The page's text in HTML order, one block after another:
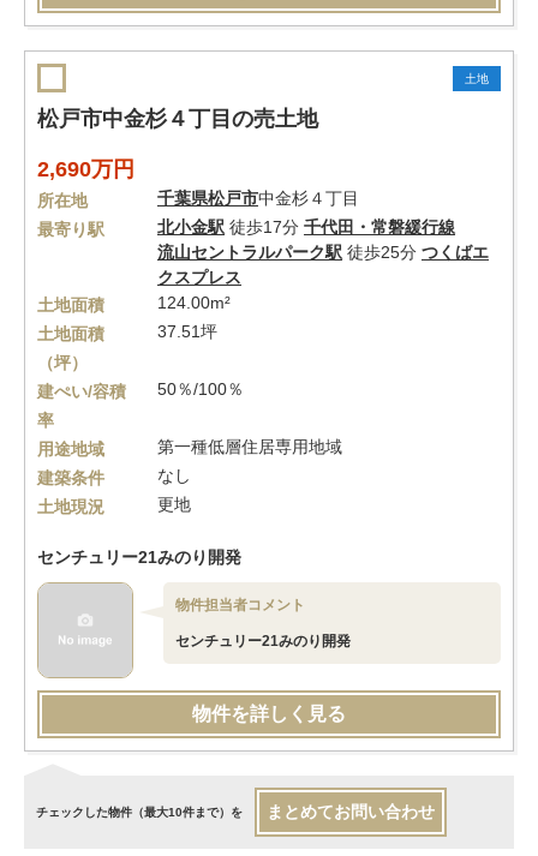
土地
松戸市中金杉４丁目の売土地
2,690万円
所在地 千葉県松戸市中金杉４丁目
最寄り駅
北小金駅 徒歩17分 千代田・常磐緩行線
流山セントラルパーク駅 徒歩25分 つくばエ
クスプレス
土地面積
124.00m²
土地面積
（坪）
37.51坪
建ぺい/容積
率
50％/100％
用途地域
第一種低層住居専用地域
建築条件
なし
土地現況
更地
センチュリー21みのり開発
物件担当者コメント
センチュリー21みのり開発
物件を詳しく見る
チェックした物件（最大10件まで）を まとめてお問い合わせ